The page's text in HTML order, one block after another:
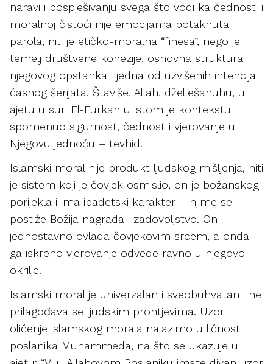
naravi i pospješivanju svega što vodi ka čednosti i
moralnoj čistoći nije emocijama potaknuta
parola, niti je etičko-moralna “finesa”, nego je
temelj društvene kohezije, osnovna struktura
njegovog opstanka i jedna od uzvišenih intencija
časnog šerijata. Štaviše, Allah, džellešanuhu, u
ajetu u suri El-Furkan u istom je kontekstu
spomenuo sigurnost, čednost i vjerovanje u
Njegovu jednoću – tevhid.
Islamski moral nije produkt ljudskog mišljenja, niti
je sistem koji je čovjek osmislio, on je božanskog
porijekla i ima ibadetski karakter – njime se
postiže Božija nagrada i zadovoljstvo. On
jednostavno ovlada čovjekovim srcem, a onda
ga iskreno vjerovanje odvede ravno u njegovo
okrilje.
Islamski moral je univerzalan i sveobuhvatan i ne
prilagođava se ljudskim prohtjevima. Uzor i
oličenje islamskog morala nalazimo u ličnosti
poslanika Muhammeda, na što se ukazuje u